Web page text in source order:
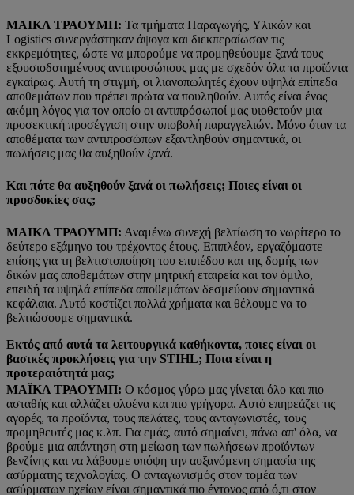
ΜΑΙΚΛ ΤΡΑΟΥΜΠ: Τα τμήματα Παραγωγής, Υλικών και
Logistics συνεργάστηκαν άψογα και διεκπεραίωσαν τις
εκκρεμότητες, ώστε να μπορούμε να προμηθεύουμε ξανά τους
εξουσιοδοτημένους αντιπροσώπους μας με σχεδόν όλα τα προϊόντα
εγκαίρως. Αυτή τη στιγμή, οι λιανοπωλητές έχουν υψηλά επίπεδα
αποθεμάτων που πρέπει πρώτα να πουληθούν. Αυτός είναι ένας
ακόμη λόγος για τον οποίο οι αντιπρόσωποί μας υιοθετούν μια
προσεκτική προσέγγιση στην υποβολή παραγγελιών. Μόνο όταν τα
αποθέματα των αντιπροσώπων εξαντληθούν σημαντικά, οι
πωλήσεις μας θα αυξηθούν ξανά.
Και πότε θα αυξηθούν ξανά οι πωλήσεις; Ποιες είναι οι
προσδοκίες σας;
ΜΑΙΚΛ ΤΡΑΟΥΜΠ: Αναμένω συνεχή βελτίωση το νωρίτερο το
δεύτερο εξάμηνο του τρέχοντος έτους. Επιπλέον, εργαζόμαστε
επίσης για τη βελτιστοποίηση του επιπέδου και της δομής των
δικών μας αποθεμάτων στην μητρική εταιρεία και τον όμιλο,
επειδή τα υψηλά επίπεδα αποθεμάτων δεσμεύουν σημαντικά
κεφάλαια. Αυτό κοστίζει πολλά χρήματα και θέλουμε να το
βελτιώσουμε σημαντικά.
Εκτός από αυτά τα λειτουργικά καθήκοντα, ποιες είναι οι
βασικές προκλήσεις για την STIHL; Ποια είναι η
προτεραιότητά μας;
ΜΑΪΚΛ ΤΡΑΟΥΜΠ: Ο κόσμος γύρω μας γίνεται όλο και πιο
ασταθής και αλλάζει ολοένα και πιο γρήγορα. Αυτό επηρεάζει τις
αγορές, τα προϊόντα, τους πελάτες, τους ανταγωνιστές, τους
προμηθευτές μας κ.λπ. Για εμάς, αυτό σημαίνει, πάνω απ' όλα, να
βρούμε μια απάντηση στη μείωση των πωλήσεων προϊόντων
βενζίνης και να λάβουμε υπόψη την αυξανόμενη σημασία της
ασύρματης τεχνολογίας. Ο ανταγωνισμός στον τομέα των
ασύρματων ηχείων είναι σημαντικά πιο έντονος από ό,τι στον